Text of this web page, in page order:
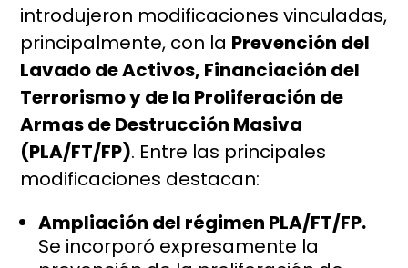
introdujeron modificaciones vinculadas,
principalmente, con la Prevención del
Lavado de Activos, Financiación del
Terrorismo y de la Proliferación de
Armas de Destrucción Masiva
(PLA/FT/FP). Entre las principales
modificaciones destacan:
Ampliación del régimen PLA/FT/FP.
Se incorporó expresamente la